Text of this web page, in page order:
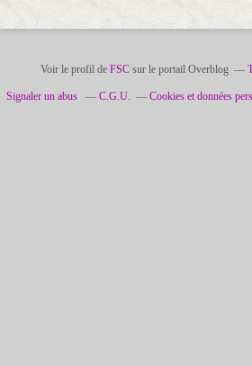
Voir le profil de FSCsur le portail Overblog
Signaler un abus C.G.U. Cookies et données